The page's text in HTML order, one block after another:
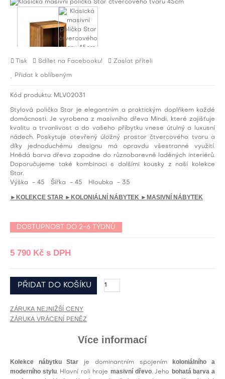
Tisk Sdílet na Facebooku! Zaslat příteli
Přidat k oblíbeným
Kód produktu: MLV02031
Stylová polička Star je elegantním a praktickým doplňkem každé
domácnosti. Je vyrobena z masivního dřeva Mindi, které zajišťuje
kvalitu a trvanlivost a do vašeho příbytku vnese útulný a luxusní
nádech. Poskytuje otevřený úložný prostor čtvercového tvaru a
díky jednoduchému designu má opravdu všestranné využití.
Hnědá barva dřeva zapadne do různobarevně laděných interiérů.
Doporučujeme také kombinaci s dalšími kousky z naší kolekce
Star.
Výška - 45 Šířka - 45 Hloubka - 35
►KOLEKCE STAR ►KOLONIÁLNÍ NÁBYTEK ►MASIVNÍ NÁBYTEK
DOSTUPNOST DO 2-6 TÝDNŮ
5 790 Kč s DPH
ZÁRUKA NEJNIŽŠÍ CENY
ZÁRUKA VRÁCENÍ PENĚZ
Více informací
Kolekce nábytku Star je dominantním spojením
koloniálního a
moderního stylu. Hlavní roli hrajemasivní dřevo. Jeho
bohatá barva a